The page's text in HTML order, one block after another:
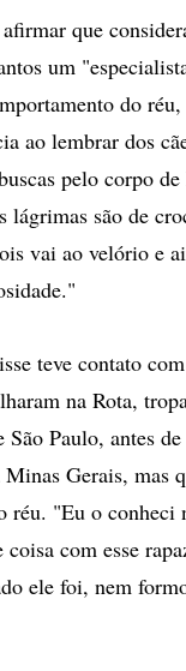
que
um
do
ao lembrar dos
pelo corpo
lágrimas são de
vai ao velório e
teve contato
na Rota,
Paulo, antes de
Gerais, mas
réu. "Eu o
com esse
ele foi, nem